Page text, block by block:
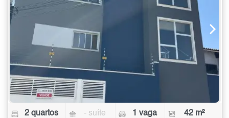
2 quartos - suíte 1 vaga 42 m²